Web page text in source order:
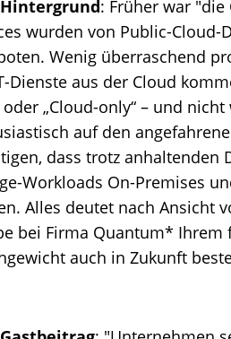
: Früher war "die
wurden von Public-
Wenig überraschend
Dienste aus der Cloud
oder „Cloud-only“ – und
auf den
dass trotz anhaltenden
Workloads On-Premises
Alles deutet nach Ansicht
bei Firma Quantum* Ihrem
auch in Zukunft